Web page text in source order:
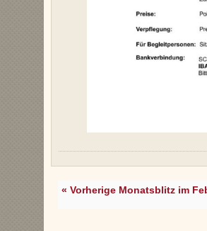
« Vorherige Monatsblitz im